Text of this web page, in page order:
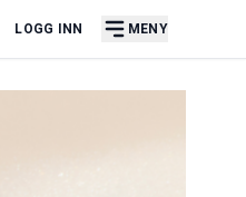
LOGG INN MENY